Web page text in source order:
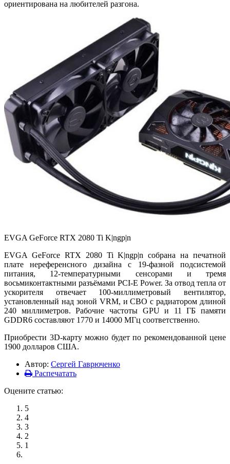
ориентирована на любителей разгона.
EVGA GeForce RTX 2080 Ti K|ngp|n
EVGA GeForce RTX 2080 Ti K|ngp|n собрана на печатной
плате нереференсного дизайна с 19-фазной подсистемой
питания, 12-температурными сенсорами и тремя
восьмиконтактными разъёмами PCI-E Power. За отвод тепла от
ускорителя отвечает 100-миллиметровый вентилятор,
установленный над зоной VRM, и СВО с радиатором длиной
240 миллиметров. Рабочие частоты GPU и 11 ГБ памяти
GDDR6 составляют 1770 и 14000 МГц соответственно.
Приобрести 3D-карту можно будет по рекомендованной цене
1900 долларов США.
Автор: Сергей Гаврюченко
Распечатать
Оцените статью:
5
4
3
2
1